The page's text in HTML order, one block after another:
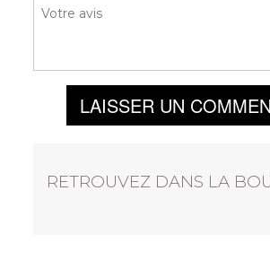
LAISSER UN
RETROUVEZ DANS LA